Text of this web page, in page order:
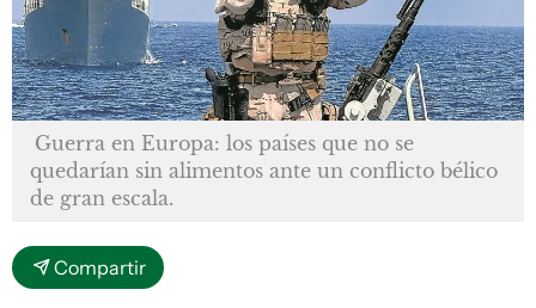
Guerra en Europa: los países que no se
quedarían sin alimentos ante un conflicto bélico
de gran escala.
Compartir